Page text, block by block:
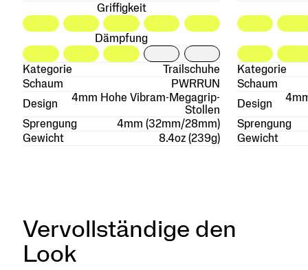
Griffigkeit
Dämpfung
Kategorie
Trailschuhe
Schaum
PWRRUN
Design
4mm Hohe Vibram-Megagrip-
Stollen
Sprengung
4mm (32mm/28mm)
Gewicht
8.4oz (239g)
Kategorie
Schaum
Design
Sprengung
Gewicht
Vervollständige den
Look